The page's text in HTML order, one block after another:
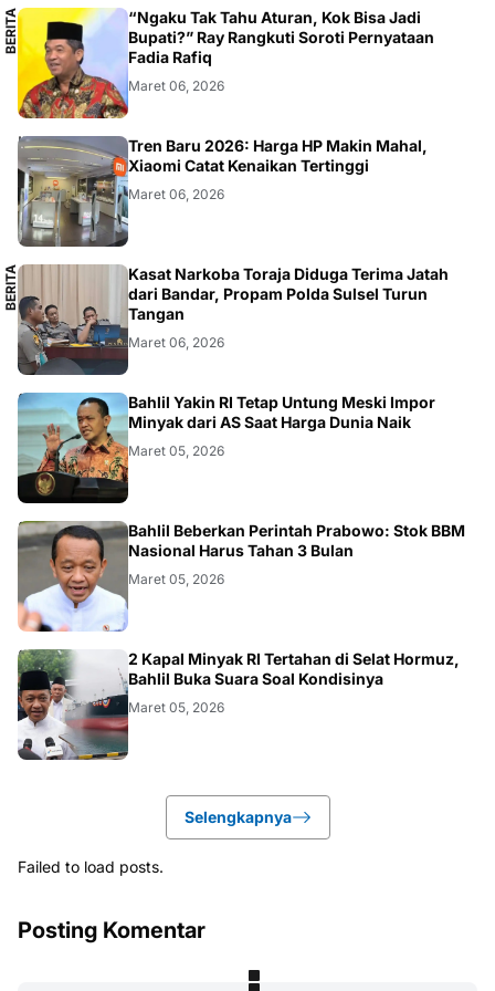
B
E
R
I
T
A
L
O
K
AL
“Ngaku Tak Tahu Aturan, Kok Bisa Jadi
Bupati?” Ray Rangkuti Soroti Pernyataan
Fadia Rafiq
Maret 06, 2026
SMARTPHONE
Tren Baru 2026: Harga HP Makin Mahal,
Xiaomi Catat Kenaikan Tertinggi
Maret 06, 2026
B
E
R
I
T
A
L
O
K
AL
Kasat Narkoba Toraja Diduga Terima Jatah
dari Bandar, Propam Polda Sulsel Turun
Tangan
Maret 06, 2026
BISNIS
Bahlil Yakin RI Tetap Untung Meski Impor
Minyak dari AS Saat Harga Dunia Naik
Maret 05, 2026
BISNIS
Bahlil Beberkan Perintah Prabowo: Stok BBM
Nasional Harus Tahan 3 Bulan
Maret 05, 2026
BISNIS
2 Kapal Minyak RI Tertahan di Selat Hormuz,
Bahlil Buka Suara Soal Kondisinya
Maret 05, 2026
Selengkapnya
Failed to load posts.
Posting Komentar